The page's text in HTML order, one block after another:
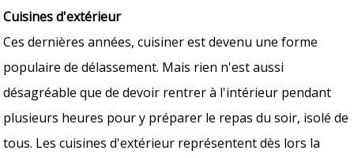
Cuisines d'extérieur
Ces dernières années, cuisiner est devenu une forme
populaire de délassement. Mais rien n'est aussi
désagréable que de devoir rentrer à l'intérieur pendant
plusieurs heures pour y préparer le repas du soir, isolé de
tous. Les cuisines d'extérieur représentent dès lors la